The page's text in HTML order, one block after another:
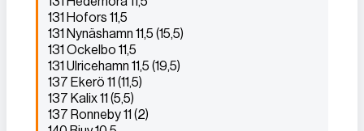
131 Hofors 11,5
131 Nynäshamn 11,5 (15,5)
131 Ockelbo 11,5
131 Ulricehamn 11,5 (19,5)
137 Ekerö 11 (11,5)
137 Kalix 11 (5,5)
137 Ronneby 11 (2)